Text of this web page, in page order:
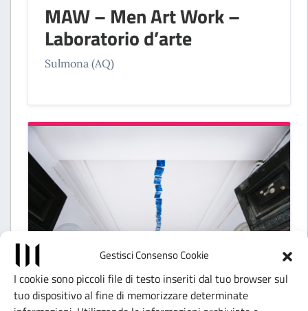
Gestisci Consenso Cookie
I cookie sono piccoli file di testo inseriti dal tuo browser sul
tuo dispositivo al fine di memorizzare determinate
MAW – Men Art Work –
Laboratorio d’arte
Sulmona (AQ)
SPAZI INDIPENDENTI